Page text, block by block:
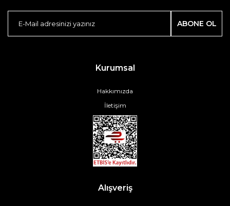
ABONE OL
Kurumsal
Hakkımızda
İletişim
Alışveriş